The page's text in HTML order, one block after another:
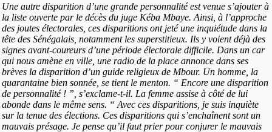
Une autre disparition d’une grande personnalité est venue s’ajouter à
la liste ouverte par le décès du juge Kéba Mbaye. Ainsi, à l’approche
des joutes électorales, ces disparitions ont jeté une inquiétude dans la
tête des Sénégalais, notamment les superstitieux. Ils y voient déjà des
signes avant-coureurs d’une période électorale difficile. Dans un car
qui nous amène en ville, une radio de la place annonce dans ses
brèves la disparition d’un guide religieux de Mbour. Un homme, la
quarantaine bien sonnée, se tient le menton. “ Encore une disparition
de personnalité ! ”, s’exclame-t-il. La femme assise à côté de lui
abonde dans le même sens. “ Avec ces disparitions, je suis inquiète
sur la tenue des élections. Ces disparitions qui s’enchaînent sont un
mauvais présage. Je pense qu’il faut prier pour conjurer le mauvais